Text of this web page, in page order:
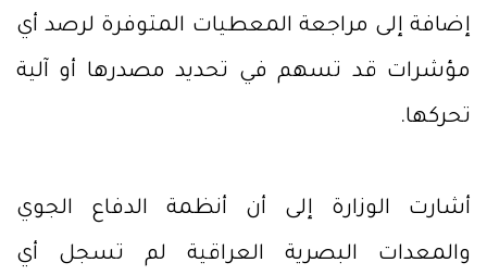
إضافة إلى مراجعة المعطيات المتوفرة لرصد أي
مؤشرات قد تسهم في تحديد مصدرها أو آلية
تحركها.
أشارت الوزارة إلى أن أنظمة الدفاع الجوي
والمعدات البصرية العراقية لم تسجل أي